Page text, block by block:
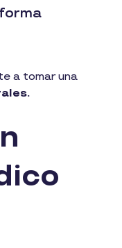
a tomar una